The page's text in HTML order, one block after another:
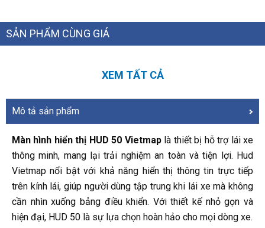
SẢN PHẨM CÙNG GIÁ
XEM TẤT CẢ
Mô tả sản phẩm
Màn hình hiển thị HUD 50 Vietmaplà thiết bị hỗ trợ lái xe
thông minh, mang lại trải nghiệm an toàn và tiện lợi. Hud
Vietmap nổi bật với khả năng hiển thị thông tin trực tiếp
trên kính lái, giúp người dùng tập trung khi lái xe mà không
cần nhìn xuống bảng điều khiển. Với thiết kế nhỏ gọn và
hiện đại, HUD 50 là sự lựa chọn hoàn hảo cho mọi dòng xe.